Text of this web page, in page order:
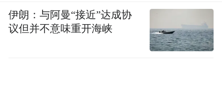
伊朗：与阿曼“接近”达成协
议但并不意味重开海峡